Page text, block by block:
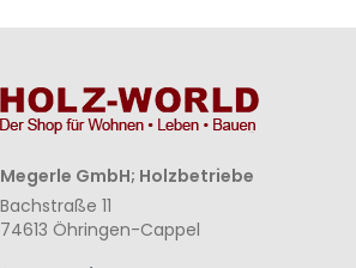
Megerle GmbH; Holzbetriebe
Bachstraße 11
74613 Öhringen-Cappel